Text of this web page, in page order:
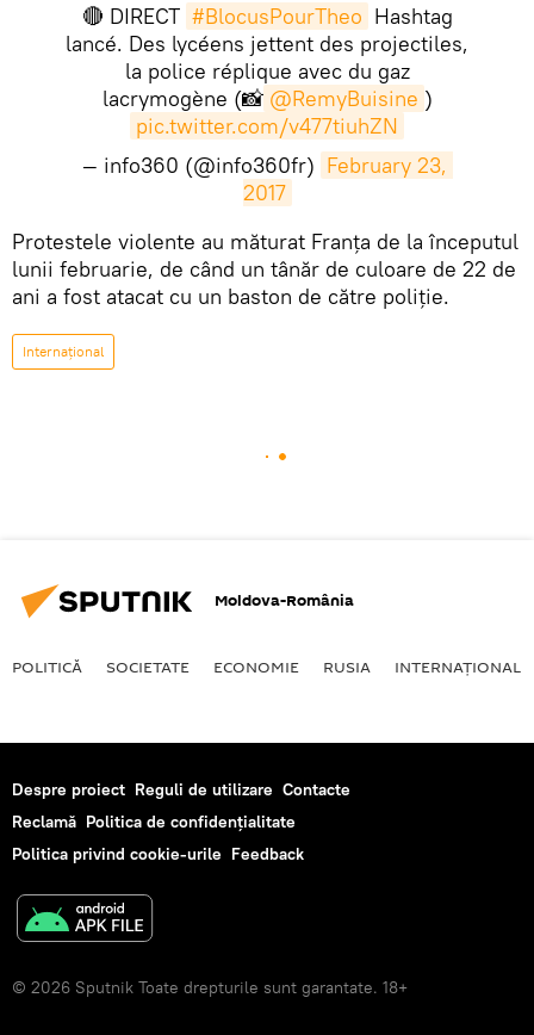
🔴 DIRECT #BlocusPourTheo Hashtag
lancé. Des lycéens jettent des projectiles,
la police réplique avec du gaz
lacrymogène (📸 @RemyBuisine )
pic.twitter.com/v477tiuhZN
— info360 (@info360fr) February 23,
2017
​Protestele violente au măturat Franța de la începutul
lunii februarie, de când un tânăr de culoare de 22 de
ani a fost atacat cu un baston de către poliție.
Internaţional
Moldova-România
POLITICĂ SOCIETATE ECONOMIE RUSIA INTERNAŢIONAL
Despre proiect Reguli de utilizare Contacte
Reclamă Politica de confidențialitate
Politica privind cookie-urile Feedback
© 2026 Sputnik Toate drepturile sunt garantate. 18+